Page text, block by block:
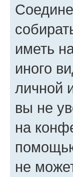
иметь
иного
личной
вы не
на
не